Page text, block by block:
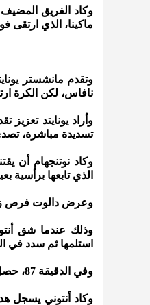
ماكينا، الذي ارتقى
نافاس، لكن الكرة
وأراد يونايتد
تسديدة مباشرة،
الذي تابعها برأسية
وعرض دالوت فرص
وذلك عندما شق
استلمها ثم سدد في
وفي الدقيقة 87، حصل سانشو على الكرة في الجانب الأيسر، ليراوغ قبل التسديد بعيدا فوق المرمى.
وكاد أنتوني يسجل